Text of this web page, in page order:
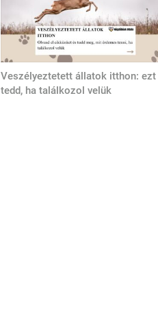
Veszélyeztetett állatok itthon: ezt
tedd, ha találkozol velük